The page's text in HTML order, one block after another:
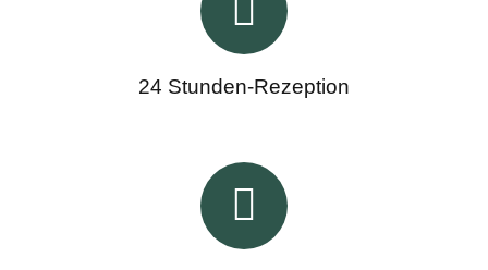
24 Stunden-Rezeption